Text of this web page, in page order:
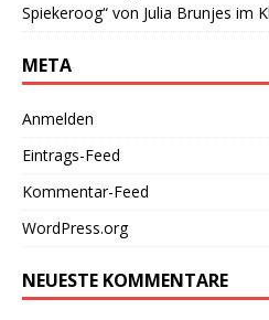
Spiekeroog“ von Julia Brunjes im
META
Anmelden
Eintrags-Feed
Kommentar-Feed
WordPress.org
NEUESTE KOMMENTARE